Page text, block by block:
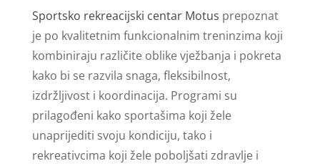
Sportsko rekreacijski centar Motus prepoznat
je po kvalitetnim funkcionalnim treninzima koji
kombiniraju različite oblike vježbanja i pokreta
kako bi se razvila snaga, fleksibilnost,
izdržljivost i koordinacija. Programi su
prilagođeni kako sportašima koji žele
unaprijediti svoju kondiciju, tako i
rekreativcima koji žele poboljšati zdravlje i